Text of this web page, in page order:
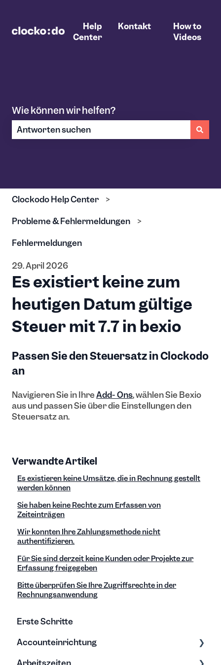
Help
Center
Kontakt
How to
Videos
Wie können wir helfen?
Clockodo Help Center
Probleme & Fehlermeldungen
Fehlermeldungen
29. April 2026
Es existiert keine zum
heutigen Datum gültige
Steuer mit 7.7 in bexio
Passen Sie den Steuersatz in Clockodo
an
Navigieren Sie in IhreAdd- Ons, wählen Sie Bexio
aus und passen Sie über die Einstellungen den
Steuersatz an.
Verwandte Artikel
Es existieren keine Umsätze, die in Rechnung gestellt
werden können
Sie haben keine Rechte zum Erfassen von
Zeiteinträgen
Wir konnten Ihre Zahlungsmethode nicht
authentifizieren.
Für Sie sind derzeit keine Kunden oder Projekte zur
Erfassung freigegeben
Bitte überprüfen Sie Ihre Zugriffsrechte in der
Rechnungsanwendung
Erste Schritte
Accounteinrichtung